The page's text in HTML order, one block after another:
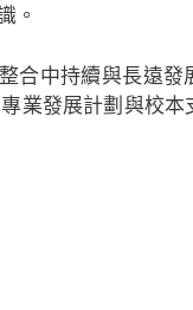
。
合中持續與長遠發
業發展計劃與校本